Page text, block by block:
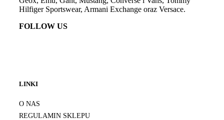
Hilfiger Sportswear, Armani Exchange oraz Versace.
FOLLOW US
LINKI
O NAS
REGULAMIN SKLEPU